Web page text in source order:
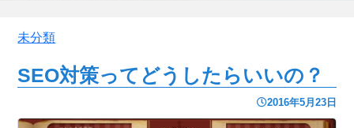
未分類
SEO対策ってどうしたらいいの？
2016年5月23日